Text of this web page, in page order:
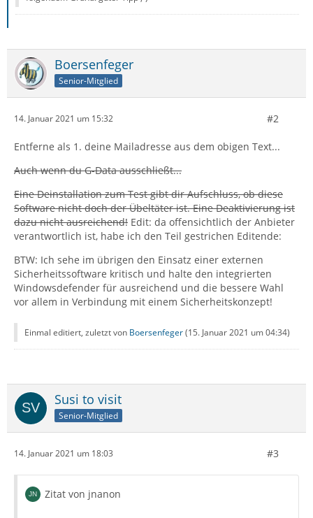
Boersenfeger
Senior-Mitglied
14. Januar 2021 um 15:32 #2
Entferne als 1. deine Mailadresse aus dem obigen Text...
Auch wenn du G-Data ausschließt...
Eine Deinstallation zum Test gibt dir Aufschluss, ob diese
Software nicht doch der Übeltäter ist. Eine Deaktivierung ist
dazu nicht ausreichend! Edit: da offensichtlich der Anbieter
verantwortlich ist, habe ich den Teil gestrichen Editende:
BTW: Ich sehe im übrigen den Einsatz einer externen
Sicherheitssoftware kritisch und halte den integrierten
Windowsdefender für ausreichend und die bessere Wahl
vor allem in Verbindung mit einem Sicherheitskonzept!
Einmal editiert, zuletzt von Boersenfeger(15. Januar 2021 um 04:34)
Susi to visit
Senior-Mitglied
14. Januar 2021 um 18:03 #3
Zitat von jnanon